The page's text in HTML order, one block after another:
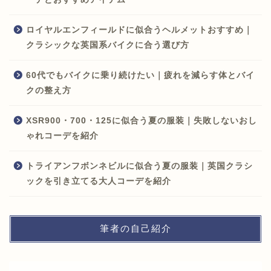
ロイヤルエンフィールドに似合うヘルメットおすすめ｜
クラシックな英国系バイクに合う選び方
60代でもバイクに乗り続けたい｜疲れを減らす体とバイ
クの整え方
XSR900・700・125に似合う夏の服装｜失敗しないおし
ゃれコーデを紹介
トライアンフボンネビルに似合う夏の服装｜英国クラシ
ックを引き立てる大人コーデを紹介
筆者の自己紹介